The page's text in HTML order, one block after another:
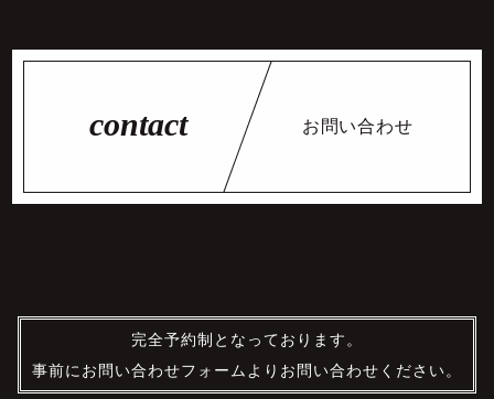
お問い合わせ
完全予約制となっております。
事前にお問い合わせフォームよりお問い合わせください。